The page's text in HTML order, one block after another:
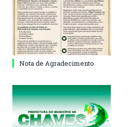
Nota de Agradecimento